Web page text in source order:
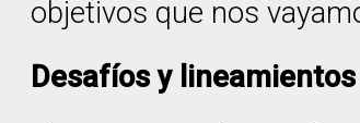
objetivos que nos
Desafíos y lineamientos